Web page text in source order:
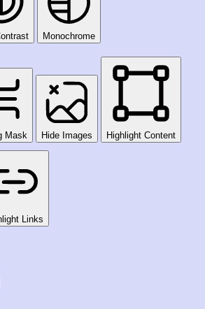
Monochrome
Mask Hide Images Highlight Content
Links